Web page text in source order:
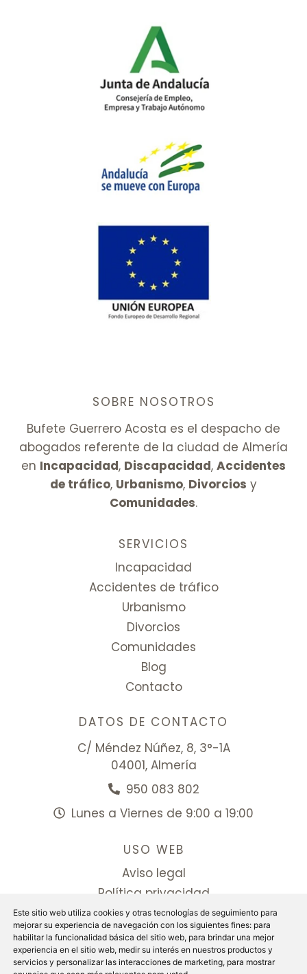
Este sitio web utiliza cookies y otras tecnologías de seguimiento para
mejorar su experiencia de navegación con los siguientes fines: para
habilitar la funcionalidad básica del sitio web, para brindar una mejor
experiencia en el sitio web, medir su interés en nuestros productos y
servicios y personalizar las interacciones de marketing, para mostrar
SOBRE NOSOTROS
Bufete Guerrero Acosta es el despacho de
abogados referente de la ciudad de Almería
en Incapacidad, Discapacidad, Accidentes
de tráfico, Urbanismo, Divorcios y
Comunidades.
SERVICIOS
Incapacidad
Accidentes de tráfico
Urbanismo
Divorcios
Comunidades
Blog
Contacto
DATOS DE CONTACTO
C/ Méndez Núñez, 8, 3°-1A
04001, Almería
950 083 802
Lunes a Viernes de 9:00 a 19:00
USO WEB
Aviso legal
Política privacidad
Politica cookies
Configurar cookies
Facebook